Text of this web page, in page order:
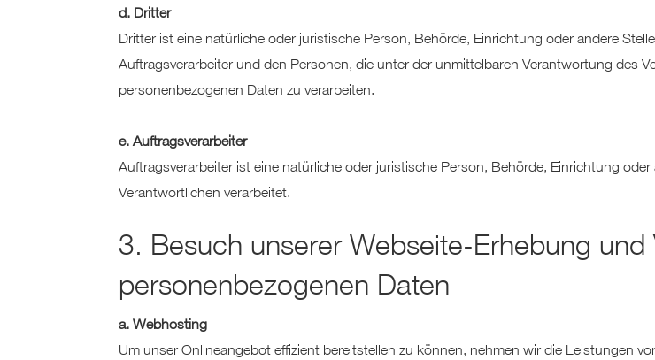
d. Dritter
Dritter ist eine natürliche oder juristische Person, Behörde, Einrichtung oder andere
Auftragsverarbeiter und den Personen, die unter der unmittelbaren Verantwortung des
personenbezogenen Daten zu verarbeiten.
e. Auftragsverarbeiter
Auftragsverarbeiter ist eine natürliche oder juristische Person, Behörde, Einrichtung
Verantwortlichen verarbeitet.
3. Besuch unserer Webseite-Erhebung und
personenbezogenen Daten
a. Webhosting
Um unser Onlineangebot effizient bereitstellen zu können, nehmen wir die Leistungen